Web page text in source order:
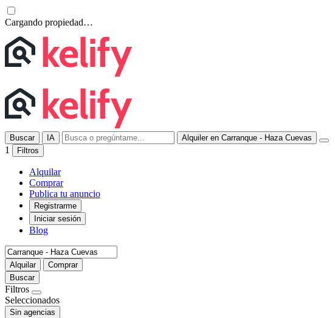
Cargando propiedad…
Buscar IA Alquiler en Carranque - Haza Cuevas
1 Filtros
Alquilar
Comprar
Publica tu anuncio
Registrarme
Iniciar sesión
Blog
Alquilar
Comprar
Buscar
Filtros
Seleccionados
Sin agencias